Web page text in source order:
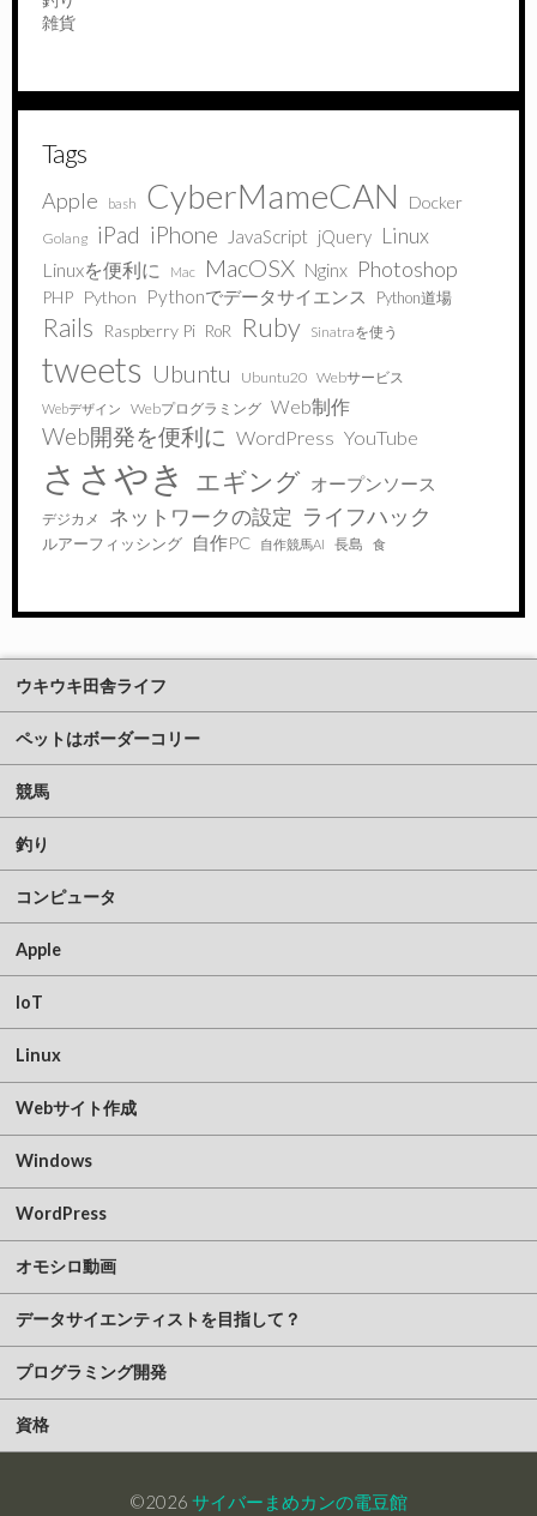
雑貨
Tags
Apple bash CyberMameCAN Docker
Golang iPad iPhone JavaScript jQuery Linux
Linuxを便利に Mac MacOSX Nginx Photoshop
PHP Python Pythonでデータサイエンス Python道場
Rails Raspberry Pi RoR Ruby Sinatraを使う
tweets Ubuntu Ubuntu20 Webサービス
Webデザイン Webプログラミング Web制作
Web開発を便利に WordPress YouTube
ささやき エギング オープンソース
デジカメ ネットワークの設定 ライフハック
ルアーフィッシング 自作PC 自作競馬AI 長島 食
ウキウキ田舎ライフ
ペットはボーダーコリー
競馬
釣り
コンピュータ
Apple
IoT
Linux
Webサイト作成
Windows
WordPress
オモシロ動画
データサイエンティストを目指して？
プログラミング開発
資格
©2026 サイバーまめカンの電豆館